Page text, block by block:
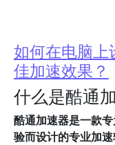
如何在电脑上
佳加速效果？
什么是酷通
酷通加速器是一款
验而设计的专业加速